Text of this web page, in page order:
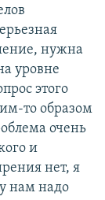
нужна
уровне
этого
то образом
очень
и
нет, я
нам надо